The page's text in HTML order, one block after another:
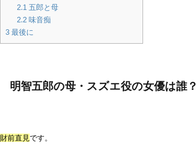
2.1 五郎と母
2.2味音痴
3 最後に
明智五郎の母・スズエ役の女優は誰？
財前直見です。